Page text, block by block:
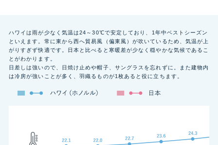
ハワイは雨が少なく気温は24～30℃で安定しており、1年中ベストシーズン
といえます。常に東から西へ貿易風（偏東風）が吹いているため、気温が上
がりすぎず快適です。日本と比べると寒暖差が少なく穏やかな気候であるこ
とがわかります。
日差しは強いので、日焼け止めや帽子、サングラスを忘れずに。また建物内
は冷房が強いことが多く、羽織るものが1枚あると役に立ちます。